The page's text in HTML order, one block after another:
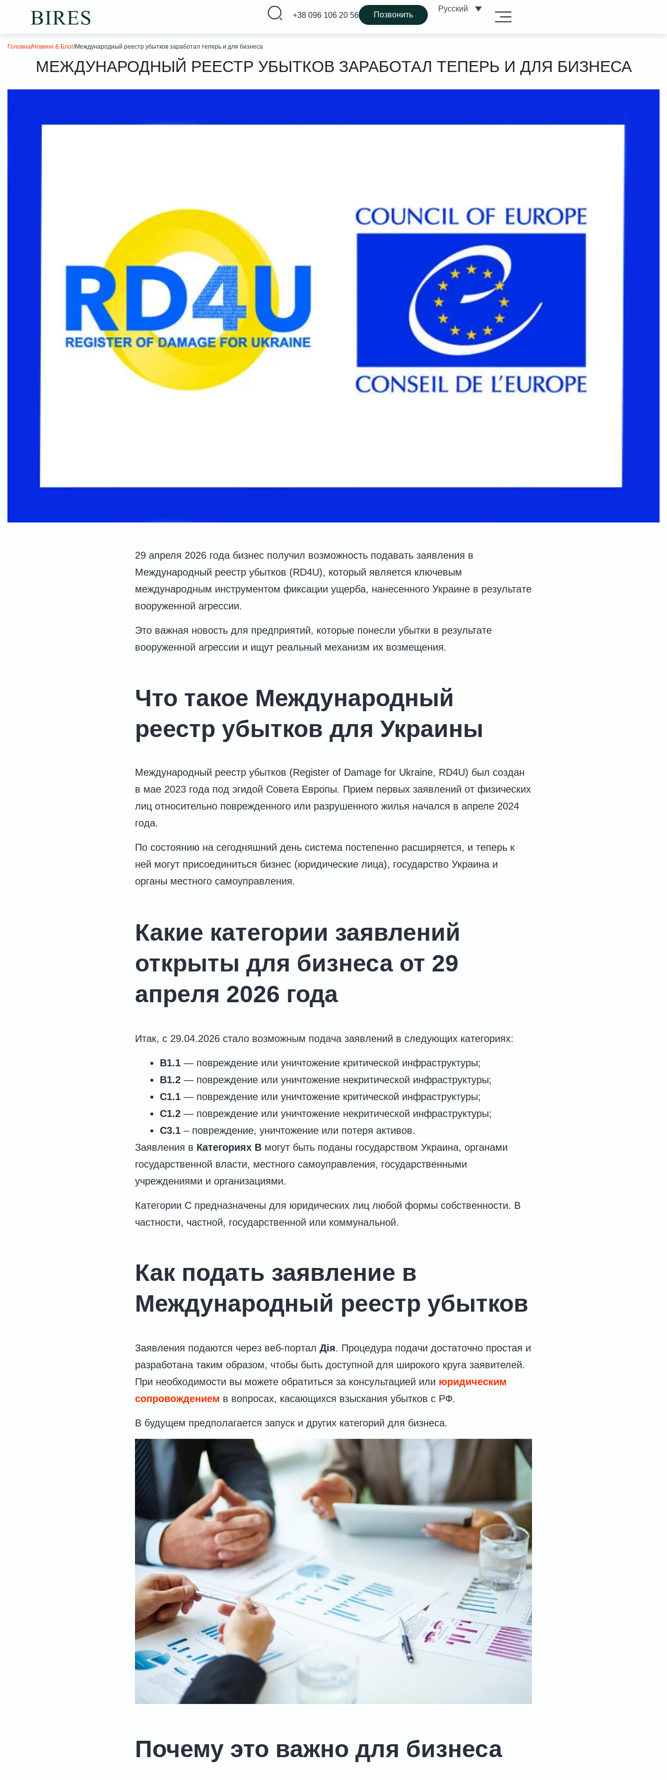
+38 096 106 20 56 Позвонить
Русский
Головна/Новини & Блог/Международный реестр убытков заработал теперь и для бизнеса
МЕЖДУНАРОДНЫЙ РЕЕСТР УБЫТКОВ ЗАРАБОТАЛ ТЕПЕРЬ И ДЛЯ БИЗНЕСА
29 апреля 2026 года бизнес получил возможность подавать заявления в
Международный реестр убытков (RD4U), который является ключевым
международным инструментом фиксации ущерба, нанесенного Украине в результате
вооруженной агрессии.
Это важная новость для предприятий, которые понесли убытки в результате
вооруженной агрессии и ищут реальный механизм их возмещения.
Что такое Международный
реестр убытков для Украины
Международный реестр убытков (Register of Damage for Ukraine, RD4U) был создан
в мае 2023 года под эгидой Совета Европы. Прием первых заявлений от физических
лиц относительно поврежденного или разрушенного жилья начался в апреле 2024
года.
По состоянию на сегодняшний день система постепенно расширяется, и теперь к
ней могут присоединиться бизнес (юридические лица), государство Украина и
органы местного самоуправления.
Какие категории заявлений
открыты для бизнеса от 29
апреля 2026 года
Итак, с 29.04.2026 стало возможным подача заявлений в следующих категориях:
B1.1 — повреждение или уничтожение критической инфраструктуры;
B1.2 — повреждение или уничтожение некритической инфраструктуры;
C1.1 — повреждение или уничтожение критической инфраструктуры;
C1.2 — повреждение или уничтожение некритической инфраструктуры;
C3.1 – повреждение, уничтожение или потеря активов.
Заявления в Категориях B могут быть поданы государством Украина, органами
государственной власти, местного самоуправления, государственными
учреждениями и организациями.
Категории C предназначены для юридических лиц любой формы собственности. В
частности, частной, государственной или коммунальной.
Как подать заявление в
Международный реестр убытков
Заявления подаются через веб-портал Дія. Процедура подачи достаточно простая и
разработана таким образом, чтобы быть доступной для широкого круга заявителей.
При необходимости вы можете обратиться за консультацией или юридическим
сопровождением в вопросах, касающихся взыскания убытков с РФ.
В будущем предполагается запуск и других категорий для бизнеса.
Почему это важно для бизнеса